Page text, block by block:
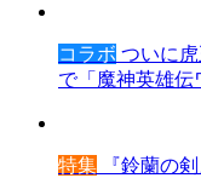
コラボ ついに
で「魔神英雄伝
特集 『鈴蘭の